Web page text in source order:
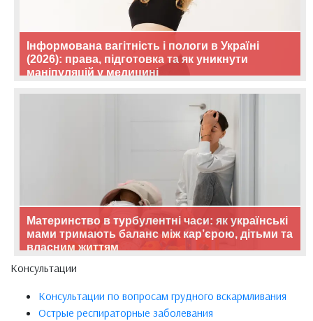
Інформована вагітність і пологи в Україні
(2026): права, підготовка та як уникнути
маніпуляцій у медицині
Материнство в турбулентні часи: як українські
мами тримають баланс між кар’єрою, дітьми та
власним життям
Консультации
Консультации по вопросам грудного вскармливания
Острые респираторные заболевания